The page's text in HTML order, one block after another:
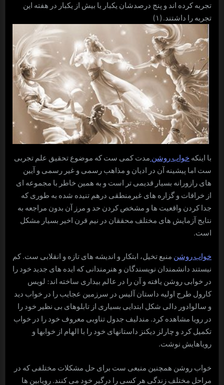
تجربه کرده اند و پنج درصدشان یکبار یا بیش از یکبار در هفته این
تجربه را داشتند. (۱)
با اینکه خواب روشن مدت کمی ست که موضوع تحقیق علم تجربی
ست اما پیشینه آن در ادیان و مذاهب رسمی و غیر رسمی و آیین
های رازورانه بسیار قدیمی تر است و به همین خاطر با مجموعه ای
از خرافات و گزاره های غیرمنطقی درهم تنیده شده به طوری که
جدا کردن واقعیت ها و مشخص کردن حد و مرز آن بدون مراجعه به
نتایج آزمایش های مختلف محققان در نیم قرن اخیر بسیار مشکل
است.
خواب روشن منبع تخیل، ابتکار و اندیشه های تازه و انقلابی ست. کم
نیستند دانشمندان نویسندگان و هنرمندانی که ایده های جدید خود را
در خوابی روشن یافته و آن را در عالم بیداری ساخته اند: لویس
کارول طرح اولیه داستان آلیس در سرزمین عجایب را در خواب دید
و سالوادور دالی شکل ابتدایی بسیاری از تابلوهای بی نظیر خود را
در رویا مشاهده کرد. مندلیف جدول تناوبی معروف خود را در خواب
تکمیل کرد و چارلز دیکنز داستانهای خود را با الهام از خوابها و
رویاهایش نوشت.
خواب روشن همچنین منبعی ست برای حل مشکلات مختلفی که در
مراحل مختلف زندگی هر کسی را درگیر خود می کنند. رویابین ها